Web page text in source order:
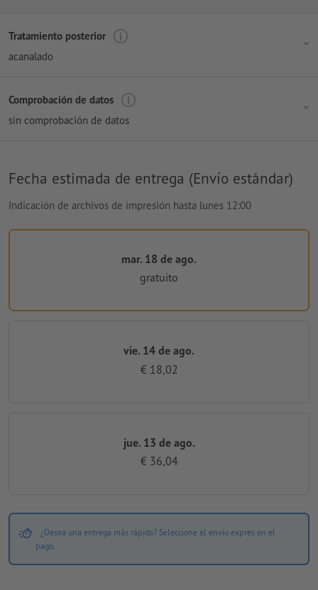
Tratamiento posterior
acanalado
Comprobación de datos
sin comprobación de datos
Fecha estimada de entrega (Envío estándar)
Indicación de archivos de impresión hasta lunes 12:00
mar. 18 de ago.
gratuito
vie. 14 de ago.
€ 18,02
jue. 13 de ago.
€ 36,04
¿Desea una entrega más rápida? Seleccione el envío exprés en el
pago.